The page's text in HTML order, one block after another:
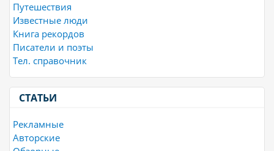
Путешествия
Известные люди
Книга рекордов
Писатели и поэты
Тел. справочник
СТАТЬИ
Рекламные
Авторские